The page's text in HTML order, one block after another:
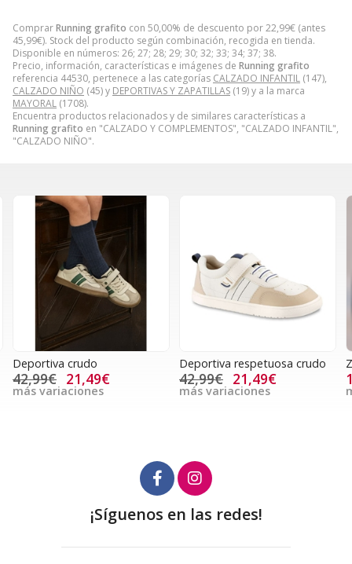
ComprarRunning grafito con 50,00% de descuento por22,99€ (antes
45,99€). Stock del producto según combinación, recogida en tienda.
Disponible en números: 26; 27; 28; 29; 30; 32; 33; 34; 37; 38.
Precio, información, características e imágenes de Running grafito
referencia 44530, pertenece a las categorías CALZADO INFANTIL (147),
CALZADO NIÑO (45) y DEPORTIVAS Y ZAPATILLAS (19) y a la marca
MAYORAL (1708).
Encuentra productos relacionados y de similares características a
Running grafito en "CALZADO Y COMPLEMENTOS", "CALZADO INFANTIL",
"CALZADO NIÑO".
Deportiva crudo
42,99€ 21,49€
más variaciones
Deportiva respetuosa crudo
42,99€ 21,49€
más variaciones
¡Síguenos en las redes!